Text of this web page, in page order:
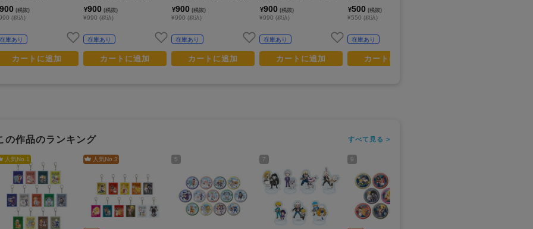
900 (税抜)
(税込)
在庫あり
カートに追加
¥900 (税抜)
¥990(税込)
在庫あり
カートに追加
¥900 (税抜)
¥990 (税込)
在庫あり
カートに追加
¥900 (税抜)
¥990 (税込)
在庫あり
カートに追加
¥500 (税抜)
¥550 (税込)
在庫あり
カートに追加
の作品のランキング すべて見る >
人気No. 1 人気No.3 5 7 9